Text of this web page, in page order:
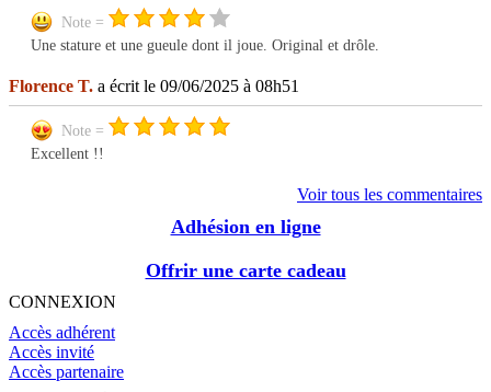
Note =
Une stature et une gueule dont il joue. Original et drôle.
Florence T. a écrit le 09/06/2025 à 08h51
Note =
Excellent !!
Voir tous les commentaires
Adhésion en ligne
Offrir une carte cadeau
CONNEXION
Accès adhérent
Accès invité
Accès partenaire